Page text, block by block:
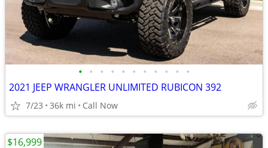
• • • • • • • • • • •
2021 JEEP WRANGLER UNLIMITED RUBICON 392
7/23 36k mi Call Now
$16,999